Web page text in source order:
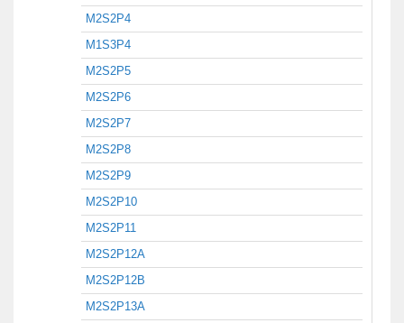
M2S2P4
M1S3P4
M2S2P5
M2S2P6
M2S2P7
M2S2P8
M2S2P9
M2S2P10
M2S2P11
M2S2P12A
M2S2P12B
M2S2P13A